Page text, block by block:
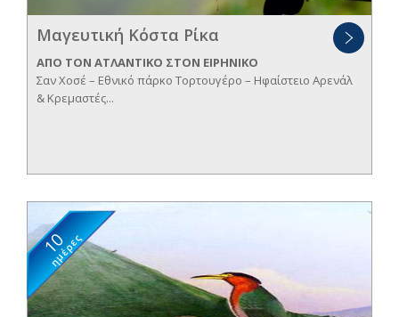
Μαγευτική Κόστα Ρίκα
ΑΠΟ ΤΟΝ ΑΤΛΑΝΤΙΚΟ ΣΤΟΝ ΕΙΡΗΝΙΚΟ
Σαν Χοσέ – Εθνικό πάρκο Τορτουγέρο – Ηφαίστειο Αρενάλ
& Κρεμαστές...
ημέρες
10